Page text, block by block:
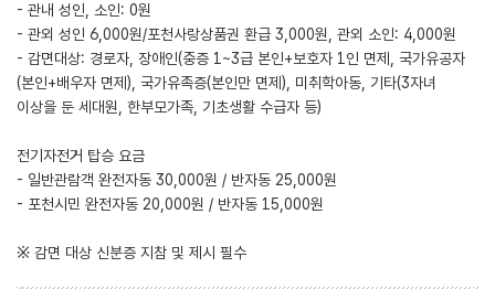
- 관내 성인, 소인: 0원
- 관외 성인 6,000원/포천사랑상품권 환급 3,000원, 관외 소인: 4,000원
- 감면대상: 경로자, 장애인(중증 1~3급 본인+보호자 1인 면제, 국가유공자
(본인+배우자 면제), 국가유족증(본인만 면제), 미취학아동, 기타(3자녀
이상을 둔 세대원, 한부모가족, 기초생활 수급자 등)
전기자전거 탑승 요금
- 일반관람객 완전자동 30,000원 / 반자동 25,000원
- 포천시민 완전자동 20,000원 / 반자동 15,000원
※ 감면 대상 신분증 지참 및 제시 필수